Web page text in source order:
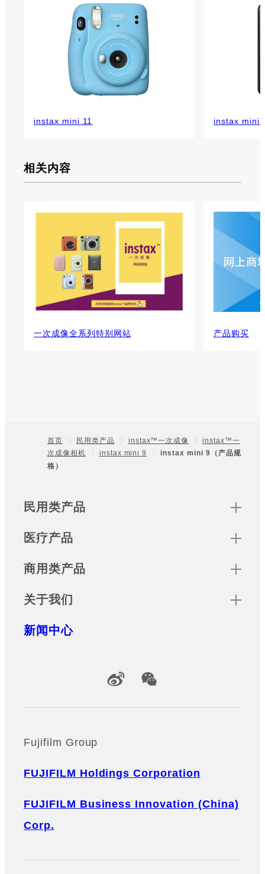
instax mini 11 instax mini
相关内容
一次成像全系列特别网站 产品购买
Footer
首页 民用类产品 instax™一次成像
instax™一
次成像相机
instax mini 9
instax mini 9（产品规
格）
Sitemap
民用类产品
医疗产品
商用类产品
关于我们
新闻中心
Official Social Media Accounts
Fujifilm Group
FUJIFILM Holdings Corporation
FUJIFILM Business Innovation (China)
Corp.